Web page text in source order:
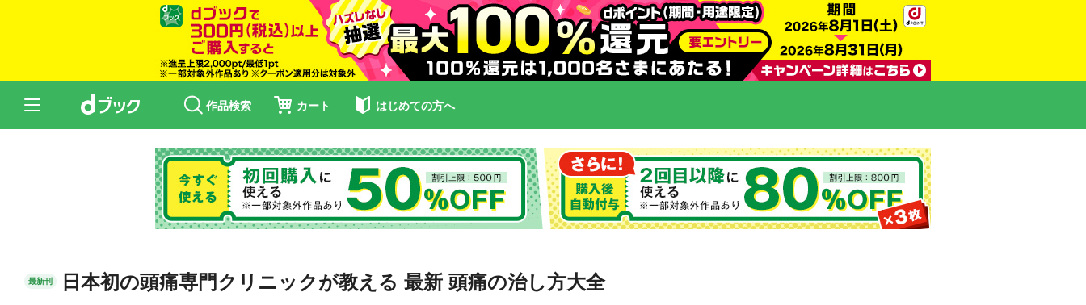
作品検索 カート はじめての方へ
最新刊 日本初の頭痛専門クリニックが教える 最新 頭痛の治し方大全